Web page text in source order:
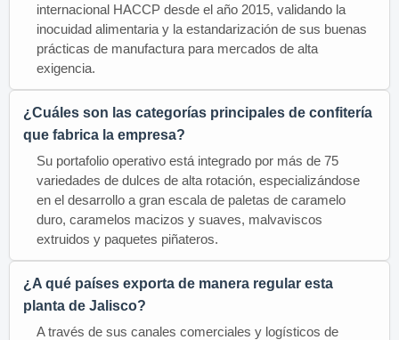
internacional HACCP desde el año 2015, validando la
inocuidad alimentaria y la estandarización de sus buenas
prácticas de manufactura para mercados de alta
exigencia.
¿Cuáles son las categorías principales de confitería
que fabrica la empresa?
Su portafolio operativo está integrado por más de 75
variedades de dulces de alta rotación, especializándose
en el desarrollo a gran escala de paletas de caramelo
duro, caramelos macizos y suaves, malvaviscos
extruidos y paquetes piñateros.
¿A qué países exporta de manera regular esta
planta de Jalisco?
A través de sus canales comerciales y logísticos de